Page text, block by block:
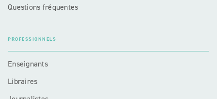
Questions fréquentes
PROFESSIONNELS
Enseignants
Libraires